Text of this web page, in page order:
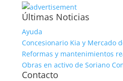
Últimas Noticias
Ayuda
Concesionario Kia y Mercado
Reformas y mantenimientos
Obras en activo de Soriano
Contacto